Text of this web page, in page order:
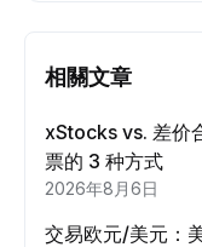
相關文章
xStocks vs. 差价
票的 3 种方式
2026年8月6日
交易欧元/美元：